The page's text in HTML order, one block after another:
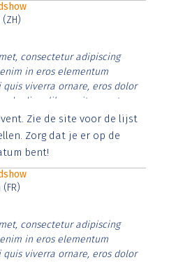
consectetur adipiscing
in eros elementum
quis viverra ornare, eros dolor
diam libero vitae erat.
cursus id rutrum lorem
risus tristique posuere.
Zie de site voor de lijst
Zorg dat je er op de
bent!
consectetur adipiscing
in eros elementum
quis viverra ornare, eros dolor